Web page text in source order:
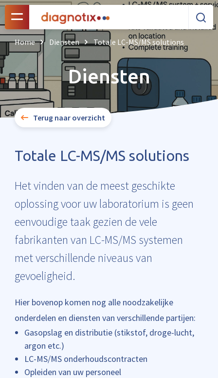
Home Diensten Totale LC-MS/MS solutions
Diensten
Terug naar overzicht
Totale LC-MS/MS solutions
Het vinden van de meest geschikte
oplossing voor uw laboratorium is geen
eenvoudige taak gezien de vele
fabrikanten van LC-MS/MS systemen
met verschillende niveaus van
gevoeligheid.
Hier bovenop komen nog alle noodzakelijke
onderdelen en diensten van verschillende partijen:
Gasopslag en distributie (stikstof, droge-lucht,
argon etc.)
LC-MS/MS onderhoudscontracten
Opleiden van uw personeel